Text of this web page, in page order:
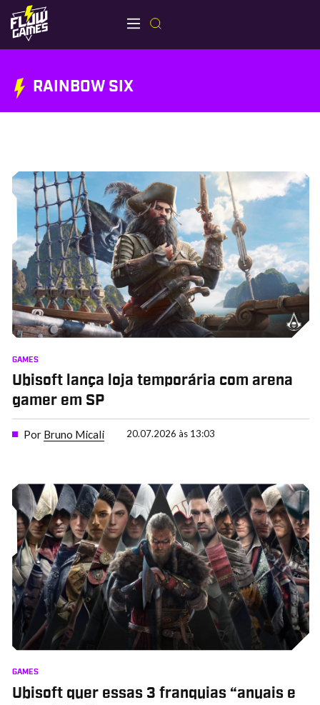
RAINBOW SIX
GAMES
Ubisoft lança loja temporária com arena
gamer em SP
Por Bruno Micali 20.07.2026 às 13:03
GAMES
Ubisoft quer essas 3 franquias “anuais e